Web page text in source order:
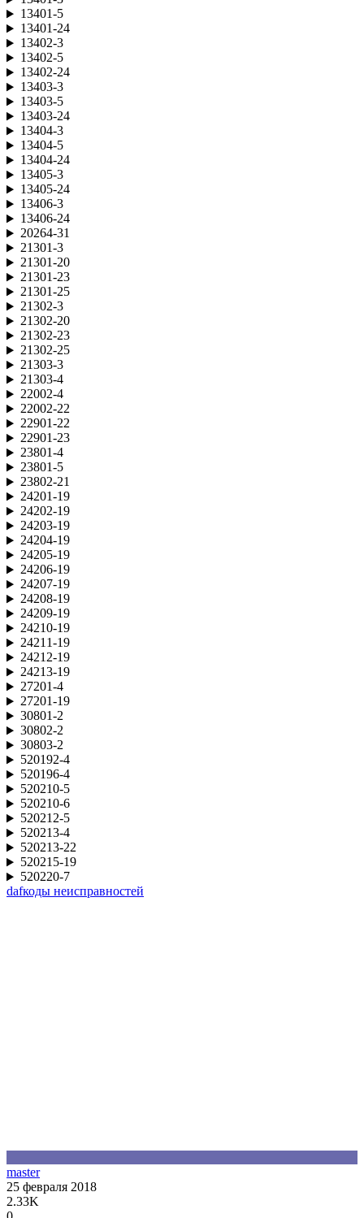
13401-5
13401-24
13402-3
13402-5
13402-24
13403-3
13403-5
13403-24
13404-3
13404-5
13404-24
13405-3
13405-24
13406-3
13406-24
20264-31
21301-3
21301-20
21301-23
21301-25
21302-3
21302-20
21302-23
21302-25
21303-3
21303-4
22002-4
22002-22
22901-22
22901-23
23801-4
23801-5
23802-21
24201-19
24202-19
24203-19
24204-19
24205-19
24206-19
24207-19
24208-19
24209-19
24210-19
24211-19
24212-19
24213-19
27201-4
27201-19
30801-2
30802-2
30803-2
520192-4
520196-4
520210-5
520210-6
520212-5
520213-4
520213-22
520215-19
520220-7
dafкоды неисправностей
master
25 февраля 2018
2.33K